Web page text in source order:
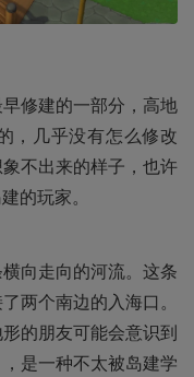
修建的一部分，高地
，几乎没有怎么修改
不出来的样子，也许
的玩家。
向走向的河流。这条
两个南边的入海口。
的朋友可能会意识到
是一种不太被岛建学